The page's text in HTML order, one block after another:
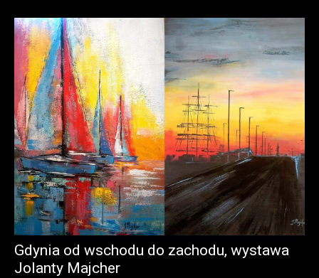
Gdynia od wschodu do zachodu, wystawa
Jolanty Majcher